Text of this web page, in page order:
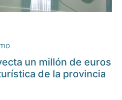
un millón de euros
de la provincia